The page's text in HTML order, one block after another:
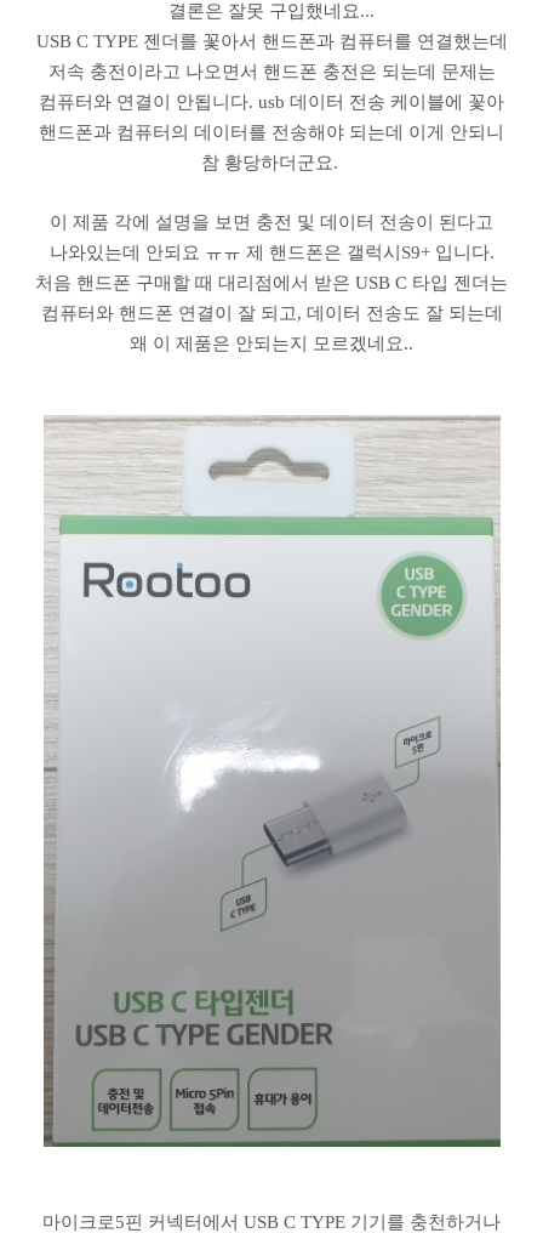
결론은 잘못 구입했네요...
USB C TYPE 젠더를 꽃아서 핸드폰과 컴퓨터를 연결했는데
저속 충전이라고 나오면서 핸드폰 충전은 되는데 문제는
컴퓨터와 연결이 안됩니다. usb 데이터 전송 케이블에 꽃아
핸드폰과 컴퓨터의 데이터를 전송해야 되는데 이게 안되니
참 황당하더군요.
이 제품 각에 설명을 보면 충전 및 데이터 전송이 된다고
나와있는데 안되요 ㅠㅠ 제 핸드폰은 갤럭시S9+ 입니다.
처음 핸드폰 구매할 때 대리점에서 받은 USB C 타입 젠더는
컴퓨터와 핸드폰 연결이 잘 되고, 데이터 전송도 잘 되는데
왜 이 제품은 안되는지 모르겠네요..
마이크로5핀 커넥터에서 USB C TYPE 기기를 충천하거나